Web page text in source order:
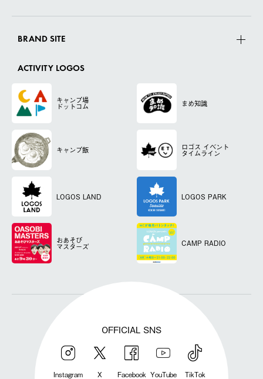
BRAND SITE
ACTIVITY LOGOS
キャンプ場
ドットコム まめ知識
キャンプ飯 ロゴス イベント
タイムライン
LOGOS LAND LOGOS PARK
おあそび
マスターズ CAMP RADIO
OFFICIAL SNS
Instagram X Facebook YouTube TikTok